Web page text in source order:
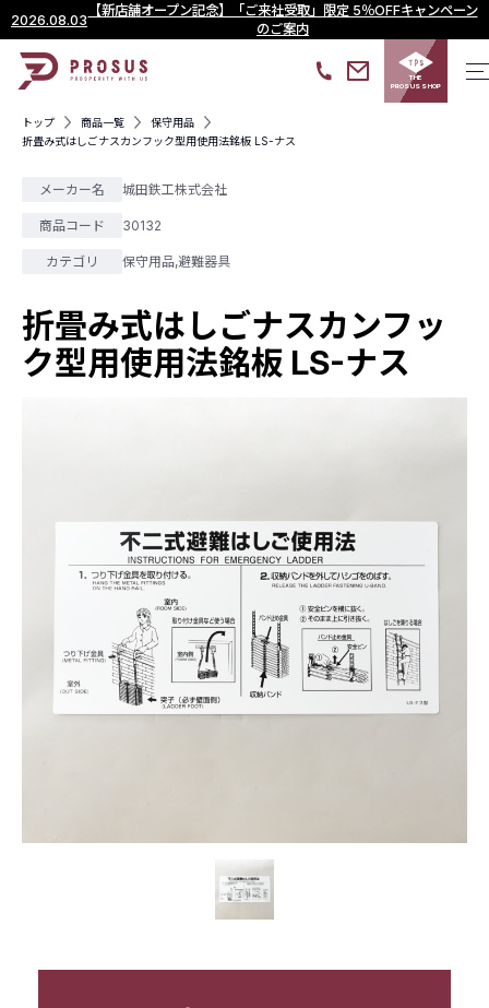
2026.08.03
【新店舗オープン記念】「ご来社受取」限定 5％OFFキャンペーン
のご案内
THE
PROSUS SHOP
トップ 商品一覧
保守用品
折畳み式はしごナスカンフック型用使用法銘板 LS-ナス
メーカー名 城田鉄工株式会社
商品コード 30132
カテゴリ 保守用品,避難器具
折畳み式はしごナスカンフッ
ク型用使用法銘板 LS-ナス